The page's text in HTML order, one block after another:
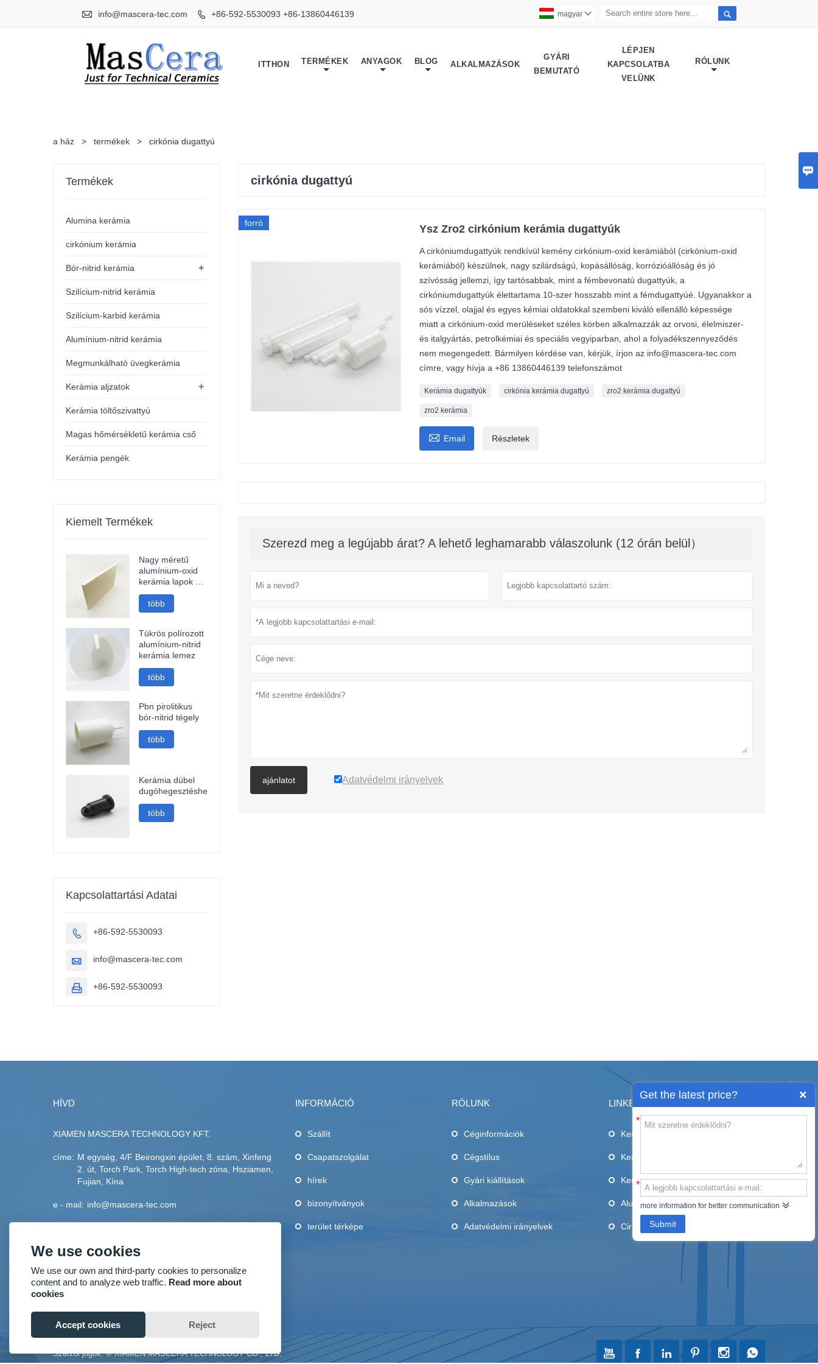

Get the latest price?
*
*
more information for better communication
Submit
 info@mascera-tec.com  +86-592-5530093 +86-13860446139 
magyar 
ITTHON TERMÉKEK ANYAGOK BLOG ALKALMAZÁSOK
GYÁRI
BEMUTATÓ
LÉPJEN
KAPCSOLATBA
VELÜNK
RÓLUNK
a ház > termékek > cirkónia dugattyú
cirkónia dugattyú
forró Ysz Zro2 cirkónium kerámia dugattyúk
A cirkóniumdugattyúk rendkívül kemény cirkónium-oxid kerámiából (cirkónium-oxid
kerámiából) készülnek, nagy szilárdságú, kopásállóság, korrózióállóság és jó
szívósság jellemzi, így tartósabbak, mint a fémbevonatú dugattyúk, a
cirkóniumdugattyúk élettartama 10-szer hosszabb mint a fémdugattyúé. Ugyanakkor a
sós vízzel, olajjal és egyes kémiai oldatokkal szembeni kiváló ellenálló képessége
miatt a cirkónium-oxid merüléseket széles körben alkalmazzák az orvosi, élelmiszer-
és italgyártás, petrolkémiai és speciális vegyiparban, ahol a folyadékszennyeződés
nem megengedett. Bármilyen kérdése van, kérjük, írjon az info@mascera-tec.com
címre, vagy hívja a +86 13860446139 telefonszámot
Kerámia dugattyúk cirkónia kerámia dugattyú zro2 kerámia dugattyú
zro2 kerámia
 Email Részletek
Szerezd meg a legújabb árat? A lehető leghamarabb válaszolunk (12 órán belül）
ajánlatot Adatvédelmi irányelvek
Termékek
Alumina kerámia
cirkónium kerámia
+
Bór-nitrid kerámia
Szilícium-nitrid kerámia
Szilícium-karbid kerámia
Alumínium-nitrid kerámia
Megmunkálható üvegkerámia
+
Kerámia aljzatok
Kerámia töltőszivattyú
Magas hőmérsékletű kerámia cső
Kerámia pengék
Kiemelt Termékek
Nagy méretű
alumínium-oxid
kerámia lapok és
kerámia tárcsák
több
Tükrös polírozott
alumínium-nitrid
kerámia lemez
több
Pbn pirolitikus
bór-nitrid tégely
több
Kerámia dübel
dugóhegesztéshez
több
Kapcsolattartási Adatai
 +86-592-5530093
 info@mascera-tec.com
 +86-592-5530093
HÍVD
XIAMEN MASCERA TECHNOLOGY KFT.
címe: M egység, 4/F Beirongxin épület, 8. szám, Xinfeng
2. út, Torch Park, Torch High-tech zóna, Hsziamen,
Fujian, Kína
e - mail: info@mascera-tec.com
fax: +86-592-5530093
mobil: +86-13860446139
INFORMÁCIÓ
Szállít
Csapatszolgálat
hírek
bizonyítványok
terület térképe
RÓLUNK
Céginformációk
Cégstílus
Gyári kiállítások
Alkalmazások
Adatvédelmi irányelvek
LINKEK
Kerámia aljzatok
Kerámia pengék
Kerámia cső
Alumina kerámia
Cirkónia kerámia
     
Szerzői jogok: © XIAMEN MASCERA TECHNOLOGY CO., LTD.
We use cookies
We use our own and third-party cookies to personalize
content and to analyze web traffic. Read more about
cookies
Accept cookies Reject